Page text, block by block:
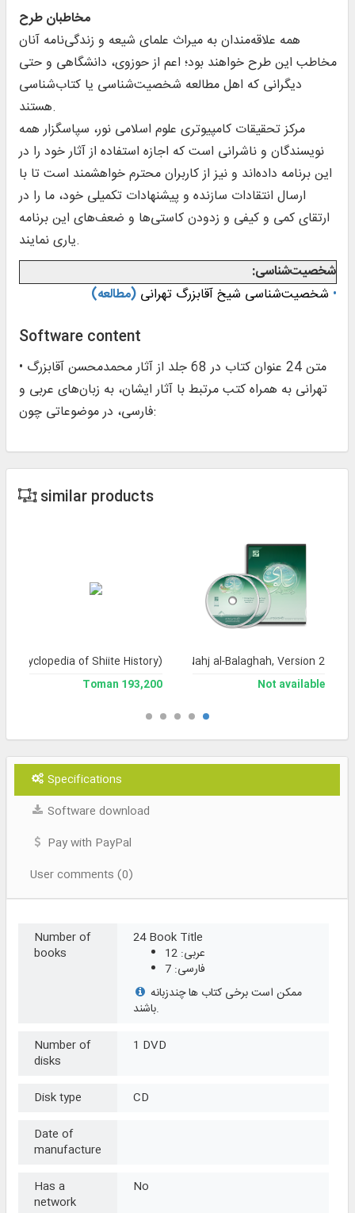
مخاطبان طرح
همه علاقه‌مندان به میراث علمای شیعه و زندگی‌نامه آنان
مخاطب این طرح خواهند بود؛ اعم از حوزوی، دانشگاهی و حتی
دیگرانی که اهل مطالعه شخصیت‌شناسی یا کتاب‌شناسی
هستند.
مرکز تحقیقات کامپیوتری علوم اسلامی نور، سپاسگزار همه
نویسندگان و ناشرانى است که اجازه استفاده از آثار خود را در
این برنامه داده‌اند و نیز از کاربران محترم خواهشمند است تا با
ارسال انتقادات سازنده و پیشنهادات تکمیلی خود، ما را در
ارتقاى کمى و کیفى و زدودن کاستی‌ها و ضعف‌های این برنامه
یاری نمایند.
شخصیت‌شناسی:
• شخصیت‌شناسی شیخ آقابزرگ تهرانی (مطالعه)
Software content
• متن 24 عنوان کتاب در 68 جلد از آثار محمدمحسن آقابزرگ
تهرانی به همراه کتب مرتبط با آثار ایشان، به زبان‌های عربی و
فارسی، در موضوعاتی چون:
similar products
Encyclopedia of Nahj al-Balaghah, Version 2
Not available
of Shiite History)
193,200 Toman
Specifications
Software download
Pay with PayPal
User comments (0)
Number of
books
24 Book Title
عربی: 12
فارسی: 7
باشند.
Number of
disks
1 DVD
Disk type
CD
Date of
manufacture
Has a
network
No